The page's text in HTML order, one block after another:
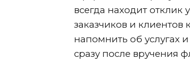
всегда находит отклик
заказчиков и
напомнить об услугах
сразу после вручения